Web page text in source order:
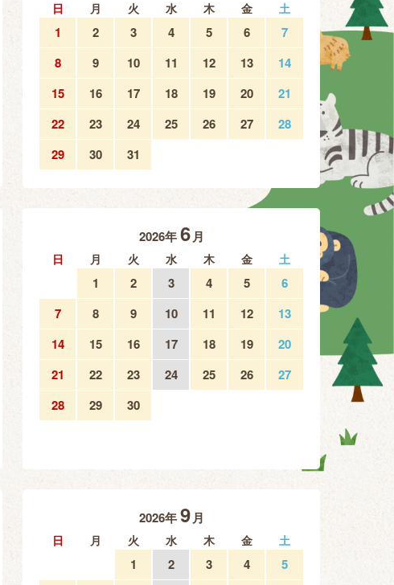
日 月 火 水 木 金 土
1 2 3 4 5 6
7
8
9 10 11 12 13
14
15
16 17 18 19 20
21
22
23 24 25 26 27
28
29
30 31
2026年6 月
日 月 火 水 木 金 土
1 2 3 4 5
6
7
8 9 10 11 12
13
14
15 16 17 18 19
20
21
22 23 24 25 26
27
28
29 30
2026年9 月
日 月 火 水 木 金 土
1 2 3 4
5